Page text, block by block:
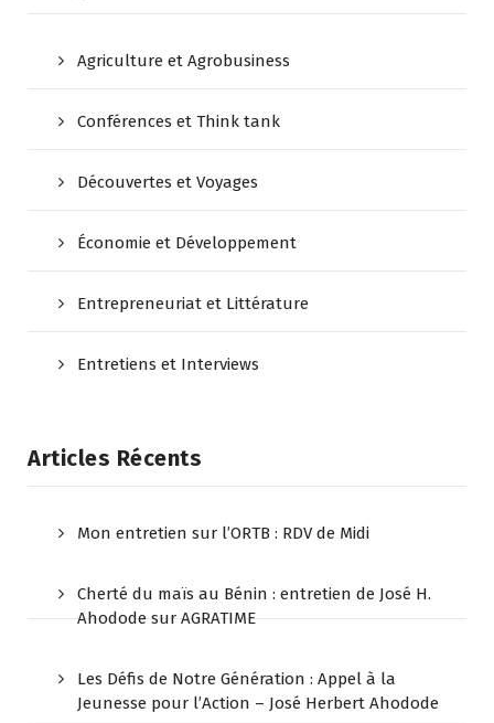
Agriculture et Agrobusiness
Conférences et Think tank
Découvertes et Voyages
Économie et Développement
Entrepreneuriat et Littérature
Entretiens et Interviews
Articles Récents
Mon entretien sur l’ORTB : RDV de Midi
Cherté du maïs au Bénin : entretien de José H.
Ahodode sur AGRATIME
Les Défis de Notre Génération : Appel à la
Jeunesse pour l’Action – José Herbert Ahodode